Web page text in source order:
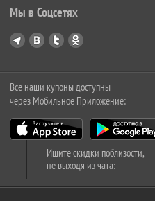
Мы в Соцсетях
Все наши купоны доступны
через Мобильное Приложение:
Ищите скидки поблизости,
не выходя из чата: